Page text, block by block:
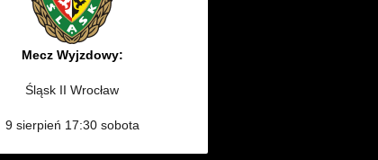
Mecz Wyjzdowy:
Śląsk II Wrocław
9 sierpień 17:30 sobota